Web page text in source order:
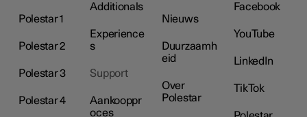
Polestar 1
Polestar 2
Polestar 3
Polestar 4
Additionals
Experience
s
Support
Aankooppr
oces
Nieuws
Duurzaamh
eid
Over
Polestar
Facebook
YouTube
LinkedIn
TikTok